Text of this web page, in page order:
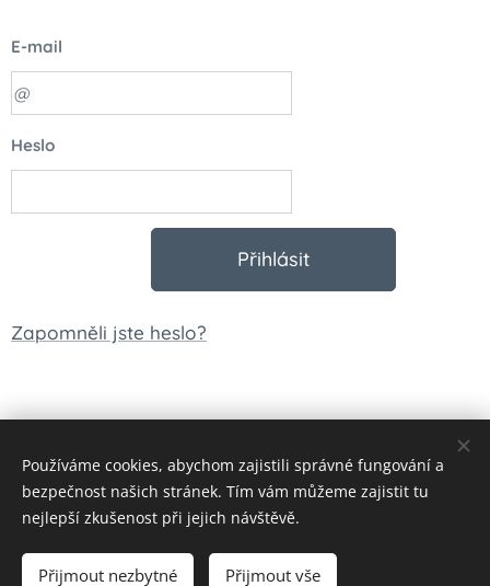
E-mail
Heslo
Přihlásit
Zapomněli jste heslo?
© 2023 Všechna práva vyhrazena
Cookies
CZK Kč
EUR €
Používáme cookies, abychom zajistili správné fungování a
bezpečnost našich stránek. Tím vám můžeme zajistit tu
nejlepší zkušenost při jejich návštěvě.
Přijmout nezbytné Přijmout vše